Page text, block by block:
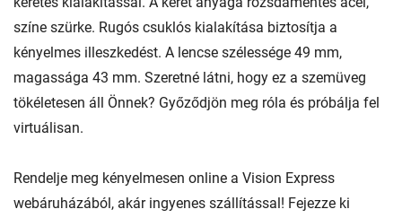
színe szürke. Rugós csuklós kialakítása biztosítja a
kényelmes illeszkedést. A lencse szélessége 49 mm,
magassága 43 mm. Szeretné látni, hogy ez a szemüveg
tökéletesen áll Önnek? Győződjön meg róla és próbálja fel
virtuálisan.
Rendelje meg kényelmesen online a Vision Express
webáruházából, akár ingyenes szállítással! Fejezze ki